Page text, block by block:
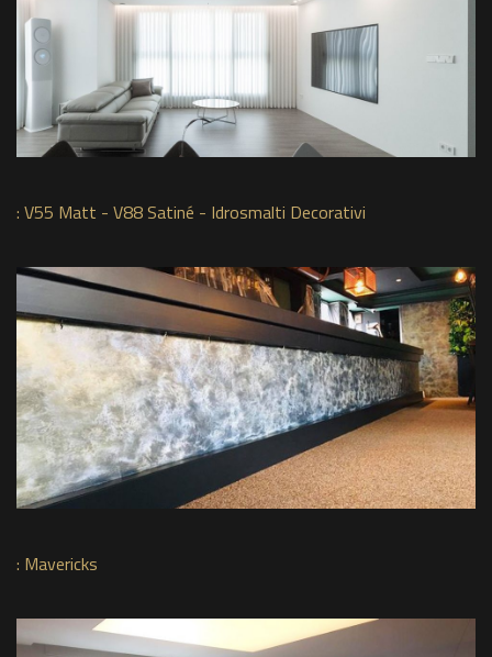
: V55 Matt - V88 Satiné - Idrosmalti Decorativi
: Mavericks